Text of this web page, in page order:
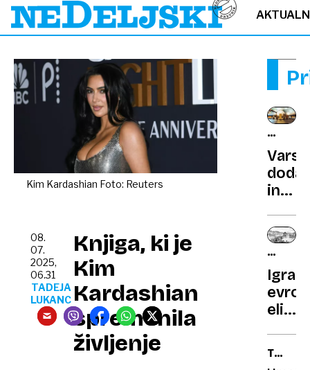
Kim Kardashian Foto: Reuters
Knjiga, ki je
Kim
Kardashian
spremenila
življenje
08.
07.
2025,
06.31
TADEJA
LUKANC
NEDA
in
kaj
se
zgodi
po
smrti
SE
JE
Igra
elite:
TURNIR